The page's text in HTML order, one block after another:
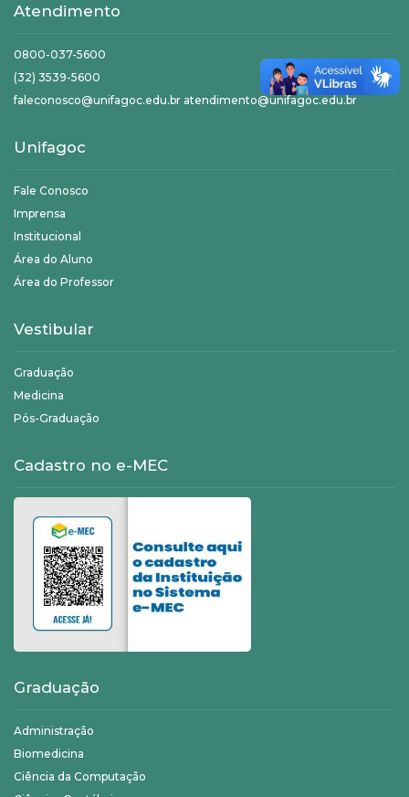
Atendimento
0800-037-5600
(32) 3539-5600
faleconosco@unifagoc.edu.br atendimento@unifagoc.edu.br
Unifagoc
Fale Conosco
Imprensa
Institucional
Área do Aluno
Área do Professor
Vestibular
Graduação
Medicina
Pós-Graduação
Cadastro no e-MEC
Graduação
Administração
Biomedicina
Ciência da Computação